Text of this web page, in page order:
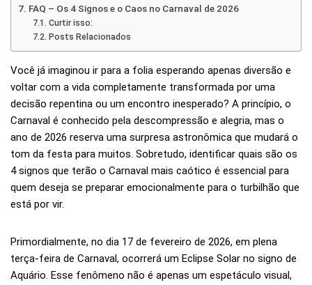
FAQ – Os 4 Signos e o Caos no Carnaval de 2026
Curtir isso:
Posts Relacionados
Você já imaginou ir para a folia esperando apenas diversão e
voltar com a vida completamente transformada por uma
decisão repentina ou um encontro inesperado? A princípio, o
Carnaval é conhecido pela descompressão e alegria, mas o
ano de 2026 reserva uma surpresa astronômica que mudará o
tom da festa para muitos. Sobretudo, identificar quais são os
4 signos que terão o Carnaval mais caótico é essencial para
quem deseja se preparar emocionalmente para o turbilhão que
está por vir.
Primordialmente, no dia 17 de fevereiro de 2026, em plena
terça-feira de Carnaval, ocorrerá um Eclipse Solar no signo de
Aquário. Esse fenômeno não é apenas um espetáculo visual,